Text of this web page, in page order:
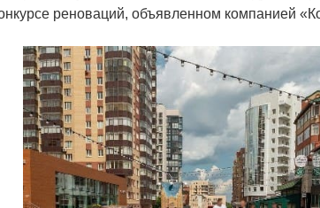
реноваций, объявленном компанией